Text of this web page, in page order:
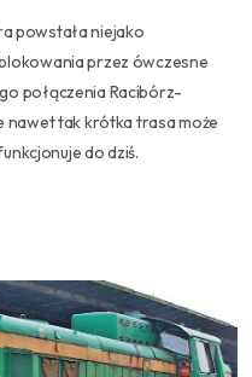
powstała niejako
przez ówczesne
połączenia Racibórz-
nawet tak krótka trasa może
do dziś.